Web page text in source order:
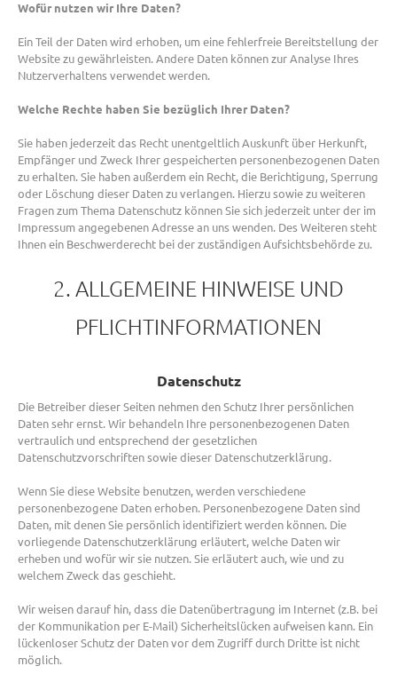
Wofür nutzen wir Ihre Daten?
Ein Teil der Daten wird erhoben, um eine fehlerfreie Bereitstellung der
Website zu gewährleisten. Andere Daten können zur Analyse Ihres
Nutzerverhaltens verwendet werden.
Welche Rechte haben Sie bezüglich Ihrer Daten?
Sie haben jederzeit das Recht unentgeltlich Auskunft über Herkunft,
Empfänger und Zweck Ihrer gespeicherten personenbezogenen Daten
zu erhalten. Sie haben außerdem ein Recht, die Berichtigung, Sperrung
oder Löschung dieser Daten zu verlangen. Hierzu sowie zu weiteren
Fragen zum Thema Datenschutz können Sie sich jederzeit unter der im
Impressum angegebenen Adresse an uns wenden. Des Weiteren steht
Ihnen ein Beschwerderecht bei der zuständigen Aufsichtsbehörde zu.
2. ALLGEMEINE HINWEISE UND
PFLICHTINFORMATIONEN
Datenschutz
Die Betreiber dieser Seiten nehmen den Schutz Ihrer persönlichen
Daten sehr ernst. Wir behandeln Ihre personenbezogenen Daten
vertraulich und entsprechend der gesetzlichen
Datenschutzvorschriften sowie dieser Datenschutzerklärung.
Wenn Sie diese Website benutzen, werden verschiedene
personenbezogene Daten erhoben. Personenbezogene Daten sind
Daten, mit denen Sie persönlich identifiziert werden können. Die
vorliegende Datenschutzerklärung erläutert, welche Daten wir
erheben und wofür wir sie nutzen. Sie erläutert auch, wie und zu
welchem Zweck das geschieht.
Wir weisen darauf hin, dass die Datenübertragung im Internet (z.B. bei
der Kommunikation per E-Mail) Sicherheitslücken aufweisen kann. Ein
lückenloser Schutz der Daten vor dem Zugriff durch Dritte ist nicht
möglich.